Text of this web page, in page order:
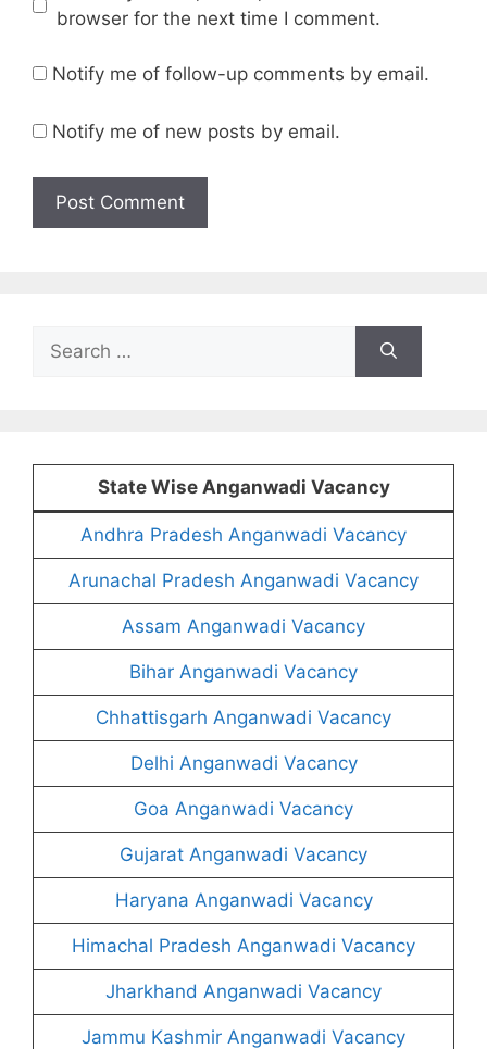
browser for the next time I comment.
Notify me of follow-up comments by email.
Notify me of new posts by email.
for:
State Wise Anganwadi Vacancy
Andhra Pradesh Anganwadi Vacancy
Arunachal Pradesh Anganwadi Vacancy
Assam Anganwadi Vacancy
Bihar Anganwadi Vacancy
Chhattisgarh Anganwadi Vacancy
Delhi Anganwadi Vacancy
Goa Anganwadi Vacancy
Gujarat Anganwadi Vacancy
Haryana Anganwadi Vacancy
Himachal Pradesh Anganwadi Vacancy
Jharkhand Anganwadi Vacancy
Jammu Kashmir Anganwadi Vacancy